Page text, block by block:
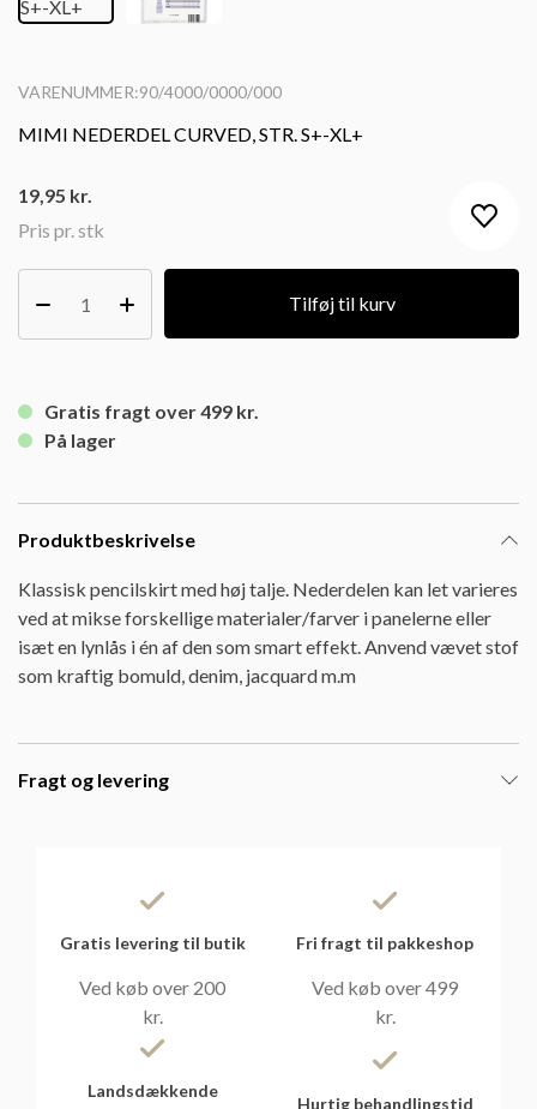
VARENUMMER:90/4000/0000/000
MIMI NEDERDEL CURVED, STR. S+-XL+
Pris pr. stk
19,95 kr.
Tilføj til kurv
Gratis fragt over 499 kr.
På lager
Produktbeskrivelse
Klassisk pencilskirt med høj talje. Nederdelen kan let varieres
ved at mikse forskellige materialer/farver i panelerne eller
isæt en lynlås i én af den som smart effekt. Anvend vævet stof
som kraftig bomuld, denim, jacquard m.m
Fragt og levering
Gratis levering til butik
Ved køb over 200
kr.
Fri fragt til pakkeshop
Ved køb over 499
kr.
Landsdækkende
Hurtig behandlingstid